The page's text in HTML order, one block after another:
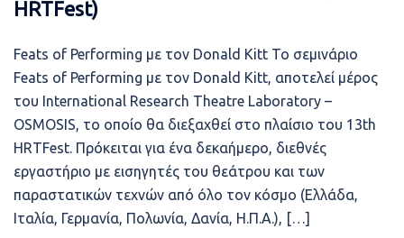
HRTFest)
Feats of Performing με τον Donald Kitt Το σεμινάριο
Feats of Performing με τον Donald Kitt, αποτελεί μέρος
του International Research Theatre Laboratory –
OSMOSIS, το οποίο θα διεξαχθεί στο πλαίσιο του 13th
HRTFest. Πρόκειται για ένα δεκαήμερο, διεθνές
εργαστήριο με εισηγητές του θεάτρου και των
παραστατικών τεχνών από όλο τον κόσμο (Ελλάδα,
Ιταλία, Γερμανία, Πολωνία, Δανία, Η.Π.Α.), […]